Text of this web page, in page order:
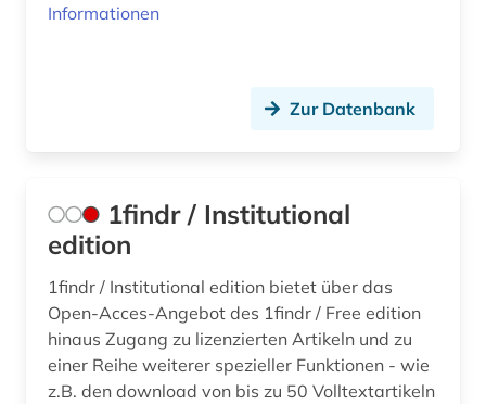
ausbildungsförderung (1)
ausfalleffekt (1)
ausland (3)
ausleihe (1)
ausschreibung (2)
aussenwirtschaft (1)
Informationen
Zur Datenbank
1findr / Institutional
edition
1findr / Institutional edition bietet über das
Open-Acces-Angebot des 1findr / Free edition
hinaus Zugang zu lizenzierten Artikeln und zu
einer Reihe weiterer spezieller Funktionen - wie
z.B. den download von bis zu 50 Volltextartikeln